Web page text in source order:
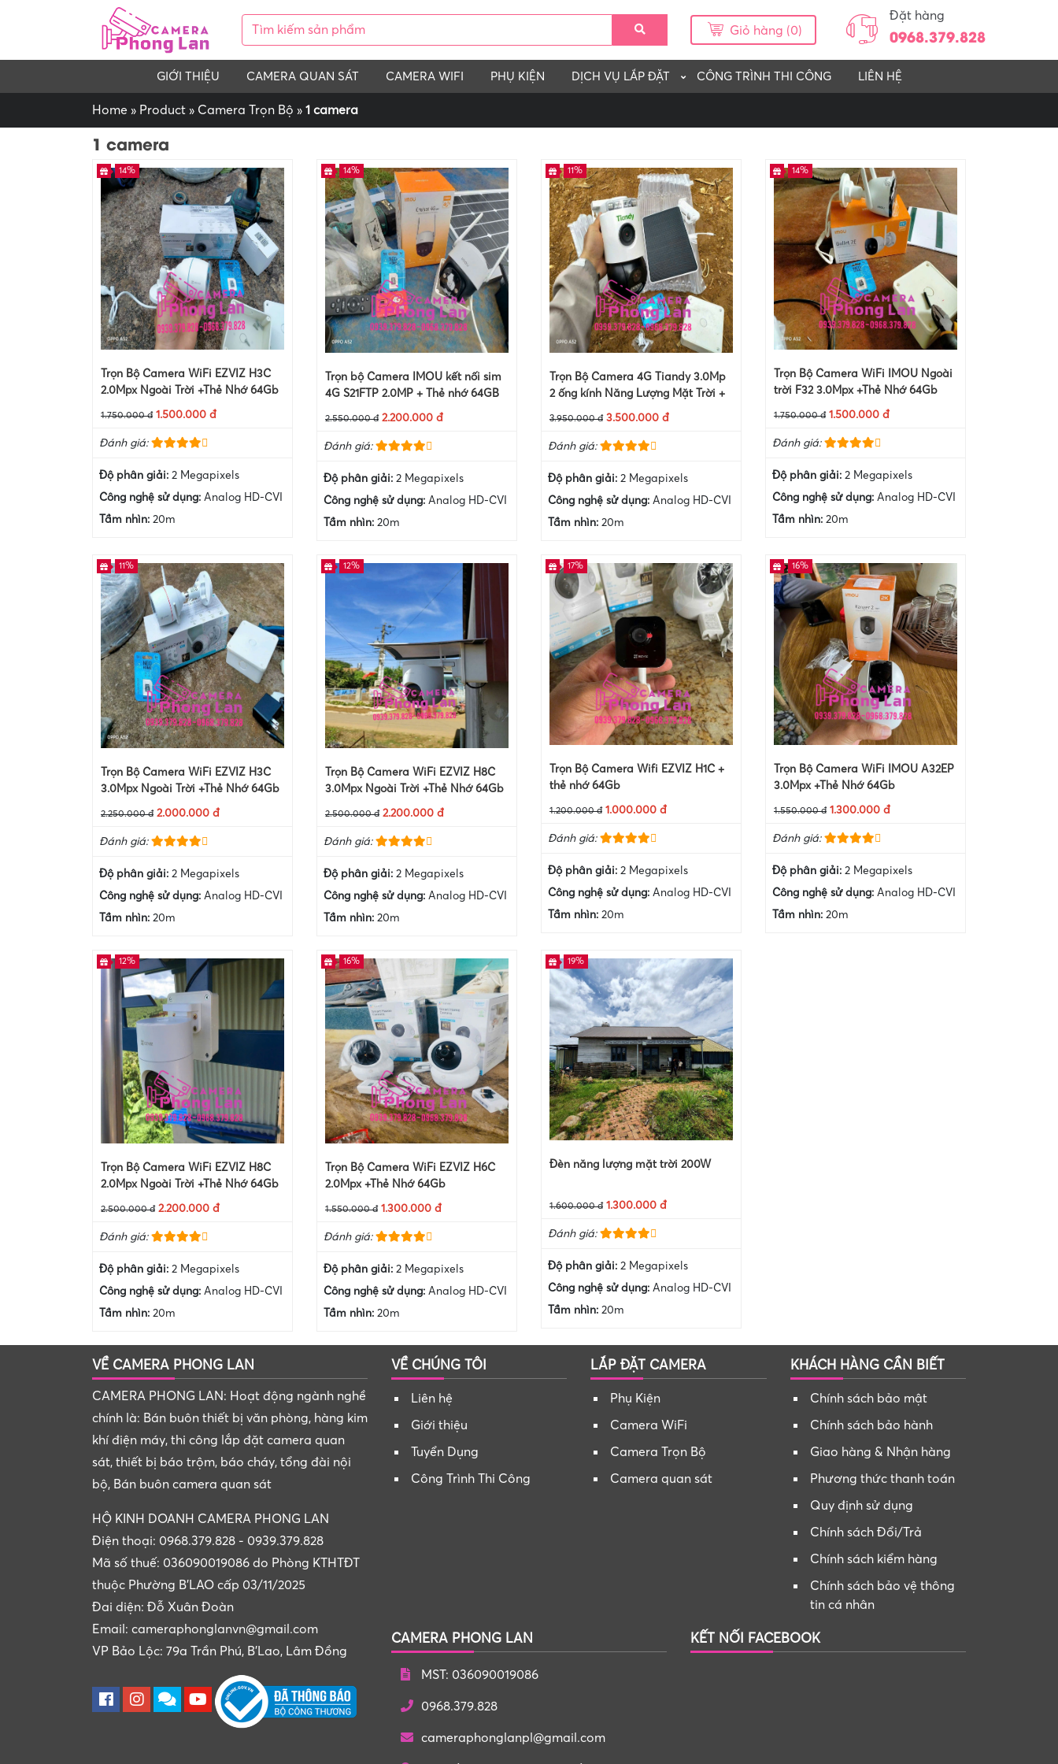
Giỏ hàng (0)
Đặt hàng
0968.379.828
GIỚI THIỆU CAMERA QUAN SÁT CAMERA WIFI PHỤ KIỆN DỊCH VỤ LẮP ĐẶT CÔNG TRÌNH THI CÔNG LIÊN HỆ
Home » Product » Camera Trọn Bộ » 1 camera
1 camera
Trọn Bộ Camera WiFi EZVIZ H3C
2.0Mpx Ngoài Trời +Thẻ Nhớ 64Gb
14%
1.750.000 đ 1.500.000 đ
Đánh giá:
Độ phân giải: 2 Megapixels
Công nghệ sử dụng: Analog HD-CVI
Tầm nhìn: 20m
Trọn bộ Camera IMOU kết nối sim
4G S21FTP 2.0MP + Thẻ nhớ 64GB
14%
2.550.000 đ 2.200.000 đ
Đánh giá:
Độ phân giải: 2 Megapixels
Công nghệ sử dụng: Analog HD-CVI
Tầm nhìn: 20m
Trọn Bộ Camera 4G Tiandy 3.0Mp
2 ống kính Năng Lượng Mặt Trời +
Thẻ nhớ 64Gb
11%
3.950.000 đ 3.500.000 đ
Đánh giá:
Độ phân giải: 2 Megapixels
Công nghệ sử dụng: Analog HD-CVI
Tầm nhìn: 20m
Trọn Bộ Camera WiFi IMOU Ngoài
trời F32 3.0Mpx +Thẻ Nhớ 64Gb
14%
1.750.000 đ 1.500.000 đ
Đánh giá:
Độ phân giải: 2 Megapixels
Công nghệ sử dụng: Analog HD-CVI
Tầm nhìn: 20m
Trọn Bộ Camera WiFi EZVIZ H3C
3.0Mpx Ngoài Trời +Thẻ Nhớ 64Gb
11%
2.250.000 đ 2.000.000 đ
Đánh giá:
Độ phân giải: 2 Megapixels
Công nghệ sử dụng: Analog HD-CVI
Tầm nhìn: 20m
Trọn Bộ Camera WiFi EZVIZ H8C
3.0Mpx Ngoài Trời +Thẻ Nhớ 64Gb
12%
2.500.000 đ 2.200.000 đ
Đánh giá:
Độ phân giải: 2 Megapixels
Công nghệ sử dụng: Analog HD-CVI
Tầm nhìn: 20m
Trọn Bộ Camera Wifi EZVIZ H1C +
thẻ nhớ 64Gb
17%
1.200.000 đ 1.000.000 đ
Đánh giá:
Độ phân giải: 2 Megapixels
Công nghệ sử dụng: Analog HD-CVI
Tầm nhìn: 20m
Trọn Bộ Camera WiFi IMOU A32EP
3.0Mpx +Thẻ Nhớ 64Gb
16%
1.550.000 đ 1.300.000 đ
Đánh giá:
Độ phân giải: 2 Megapixels
Công nghệ sử dụng: Analog HD-CVI
Tầm nhìn: 20m
Trọn Bộ Camera WiFi EZVIZ H8C
2.0Mpx Ngoài Trời +Thẻ Nhớ 64Gb
12%
2.500.000 đ 2.200.000 đ
Đánh giá:
Độ phân giải: 2 Megapixels
Công nghệ sử dụng: Analog HD-CVI
Tầm nhìn: 20m
Trọn Bộ Camera WiFi EZVIZ H6C
2.0Mpx +Thẻ Nhớ 64Gb
16%
1.550.000 đ 1.300.000 đ
Đánh giá:
Độ phân giải: 2 Megapixels
Công nghệ sử dụng: Analog HD-CVI
Tầm nhìn: 20m
Đèn năng lượng mặt trời 200W
19%
1.600.000 đ 1.300.000 đ
Đánh giá:
Độ phân giải: 2 Megapixels
Công nghệ sử dụng: Analog HD-CVI
Tầm nhìn: 20m
VỀ CAMERA PHONG LAN
CAMERA PHONG LAN: Hoạt động ngành nghề
chính là: Bán buôn thiết bị văn phòng, hàng kim
khí điện máy, thi công lắp đặt camera quan
sát, thiết bị báo trộm, báo cháy, tổng đài nội
bộ, Bán buôn camera quan sát
HỘ KINH DOANH CAMERA PHONG LAN
Điện thoại: 0968.379.828 - 0939.379.828
Mã số thuế: 036090019086 do Phòng KTHTĐT
thuộc Phường B'LAO cấp 03/11/2025
Đai diện: Đỗ Xuân Đoàn
Email: cameraphonglanvn@gmail.com
VP Bảo Lộc: 79a Trần Phú, B'Lao, Lâm Đồng
VỀ CHÚNG TÔI
Liên hệ
Giới thiệu
Tuyển Dụng
Công Trình Thi Công
LẮP ĐẶT CAMERA
Phụ Kiện
Camera WiFi
Camera Trọn Bộ
Camera quan sát
KHÁCH HÀNG CẦN BIẾT
Chính sách bảo mật
Chính sách bảo hành
Giao hàng & Nhận hàng
Phương thức thanh toán
Quy định sử dụng
Chính sách Đổi/Trả
Chính sách kiểm hàng
Chính sách bảo vệ thông
tin cá nhân
CAMERA PHONG LAN
MST: 036090019086
0968.379.828
cameraphonglanpl@gmail.com
KẾT NỐI FACEBOOK